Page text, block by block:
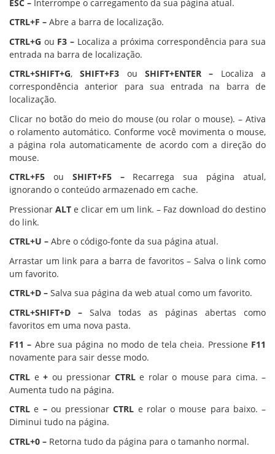
ESC – Interrompe o carregamento da sua página atual.
CTRL+F – Abre a barra de localização.
CTRL+G ou F3 – Localiza a próxima correspondência para sua
entrada na barra de localização.
CTRL+SHIFT+G,SHIFT+F3 ouSHIFT+ENTER – Localiza a
correspondência anterior para sua entrada na barra de
localização.
Clicar no botão do meio do mouse (ou rolar o mouse). – Ativa
o rolamento automático. Conforme você movimenta o mouse,
a página rola automaticamente de acordo com a direção do
mouse.
CTRL+F5 ou SHIFT+F5 – Recarrega sua página atual,
ignorando o conteúdo armazenado em cache.
Pressionar ALT e clicar em um link. – Faz download do destino
do link.
CTRL+U – Abre o código-fonte da sua página atual.
Arrastar um link para a barra de favoritos – Salva o link como
um favorito.
CTRL+D – Salva sua página da web atual como um favorito.
CTRL+SHIFT+D – Salva todas as páginas abertas como
favoritos em uma nova pasta.
F11 – Abre sua página no modo de tela cheia. Pressione F11
novamente para sair desse modo.
CTRL e + ou pressionar CTRLe rolar o mouse para cima. –
Aumenta tudo na página.
CTRL e –ou pressionarCTRL e rolar o mouse para baixo. –
Diminui tudo na página.
CTRL+0 – Retorna tudo da página para o tamanho normal.